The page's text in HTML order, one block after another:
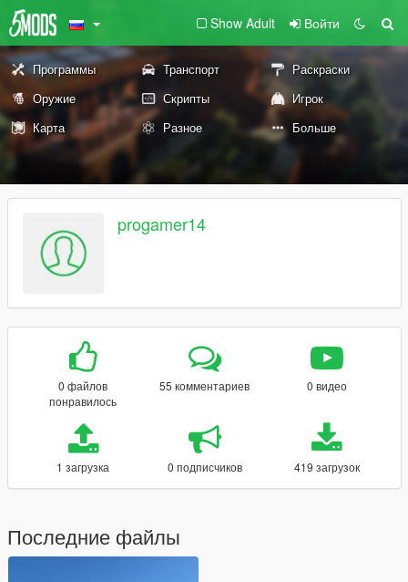
Show Adult Войти
Программы Транспорт
Раскраски
Оружие
Скрипты
Игрок
Карта
Разное Больше
progamer14
0 файлов
понравилось
55 комментариев 0 видео
1 загрузка 0 подписчиков 419 загрузок
Последние файлы